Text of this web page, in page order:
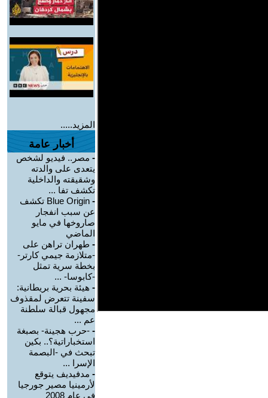
المزيد.....
أخبار عامة
- مصر.. فيديو لشخص
يتعدى على والدته
وشقيقته والداخلية
تكشف تفا ...
-
Blue Origin تكشف
عن سبب انفجار
صاروخها في مايو
الماضي
- طهران تراهن على
-متلازمة جيمي كارتر-
بخطة سرية تمثل
-كابوسا- ...
- هيئة بحرية بريطانية:
سفينة تتعرض لمقذوف
مجهول قبالة سلطنة
عم ...
- -حرب هجينة- بصبغة
استخباراتية؟.. بكين
تبحث في -البصمة
الإسرا ...
- مدفيديف يتوقع
لأرمينيا مصير جورجيا
في عام 2008